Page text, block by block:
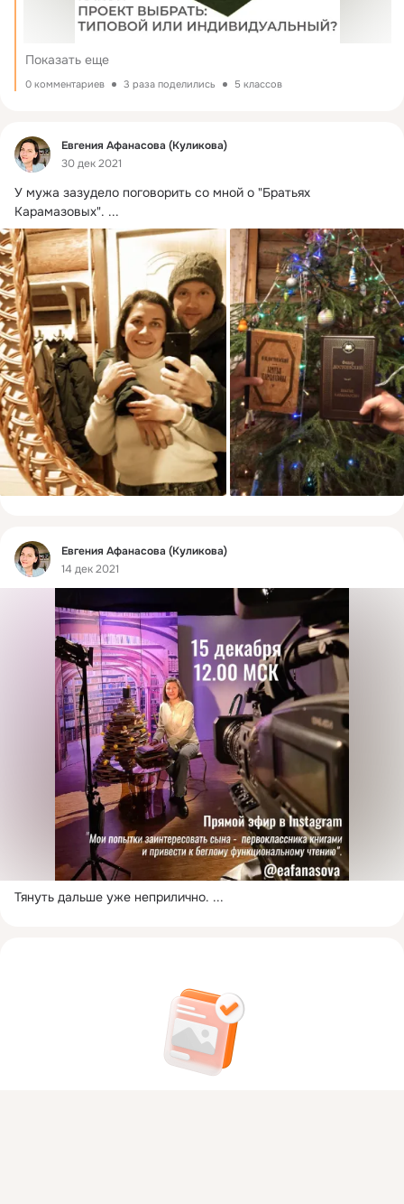
Показать еще
0 комментариев 3 раза поделились 5 классов
Фид
Евгения Афанасова (Куликова)
30 дек 2021
У мужа зазудело поговорить со мной о "Братьях
Карамазовых". ...
Фид
Евгения Афанасова (Куликова)
14 дек 2021
Тянуть дальше уже неприлично. ...